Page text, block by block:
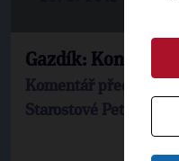
Gazdík: Konec
Komentář předsedy
Starostové Petra